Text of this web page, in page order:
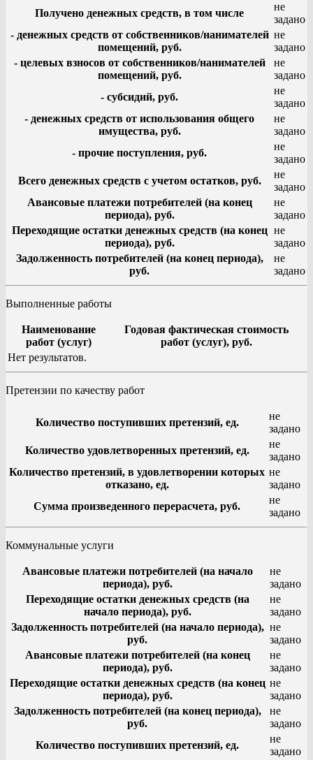
Получено денежных средств, в том числе
не
задано
- денежных средств от собственников/нанимателей
помещений, руб.
не
задано
- целевых взносов от собственников/нанимателей
помещений, руб.
не
задано
- субсидий, руб.
не
задано
- денежных средств от использования общего
имущества, руб.
не
задано
- прочие поступления, руб.
не
задано
Всего денежных средств с учетом остатков, руб.
не
задано
Авансовые платежи потребителей (на конец
периода), руб.
не
задано
Переходящие остатки денежных средств (на конец
периода), руб.
не
задано
Задолженность потребителей (на конец периода),
руб.
не
задано
Выполненные работы
Наименование
работ (услуг)
Годовая фактическая стоимость
работ (услуг), руб.
Нет результатов.
Претензии по качеству работ
Количество поступивших претензий, ед.
не
задано
Количество удовлетворенных претензий, ед.
не
задано
Количество претензий, в удовлетворении которых
отказано, ед.
не
задано
Сумма произведенного перерасчета, руб.
не
задано
Коммунальные услуги
Авансовые платежи потребителей (на начало
периода), руб.
не
задано
Переходящие остатки денежных средств (на
начало периода), руб.
не
задано
Задолженность потребителей (на начало периода),
руб.
не
задано
Авансовые платежи потребителей (на конец
периода), руб.
не
задано
Переходящие остатки денежных средств (на конец
периода), руб.
не
задано
Задолженность потребителей (на конец периода),
руб.
не
задано
Количество поступивших претензий, ед.
не
задано